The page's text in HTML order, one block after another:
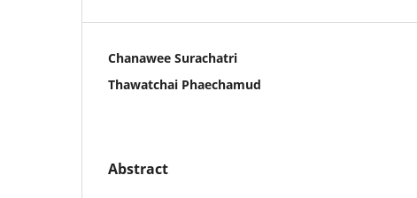
Chanawee Surachatri
Thawatchai Phaechamud
Abstract